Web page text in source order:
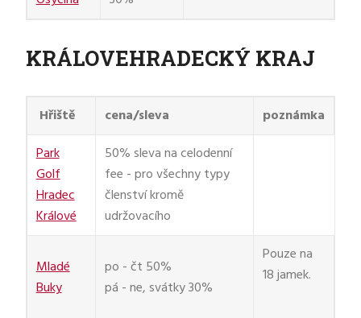
KRÁLOVEHRADECKÝ KRAJ
Hřiště cena/sleva
poznámka
Park
Golf
Hradec
Králové
50% sleva na celodenní
fee - pro všechny typy
členství kromě
udržovacího
Mladé
Buky
po - čt 50%
pá - ne, svátky 30%
Pouze na
18 jamek.